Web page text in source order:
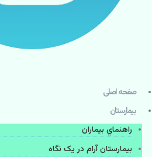
صفحه اصلی
بيمارستان
راهنماي بیماران
بیمارستان آرام در یک نگاه